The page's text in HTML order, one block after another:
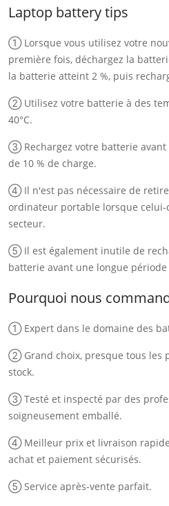
Laptop battery tips
① Lorsque vous utilisez votre
première fois, déchargez la
la batterie atteint 2 %, puis
② Utilisez votre batterie à des
40°C.
③ Rechargez votre batterie avant
de 10 % de charge.
④ Il n'est pas nécessaire de
ordinateur portable lorsque
secteur.
⑤ Il est également inutile de
batterie avant une longue
Pourquoi nous
① Expert dans le domaine des
② Grand choix, presque tous les
stock.
③ Testé et inspecté par des
soigneusement emballé.
④ Meilleur prix et livraison
achat et paiement sécurisés.
⑤ Service après-vente parfait.